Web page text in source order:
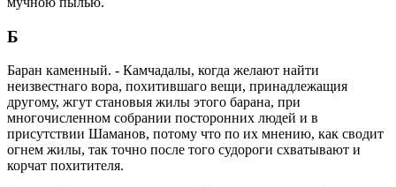
Б
Баран каменный. - Камчадалы, когда желают найти
неизвестнаго вора, похитившаго вещи, принадлежащия
другому, жгут становыя жилы этого барана, при
многочисленном собрании посторонних людей и в
присутствии Шаманов, потому что по их мнению, как сводит
огнем жилы, так точно после того судороги схватывают и
корчат похитителя.